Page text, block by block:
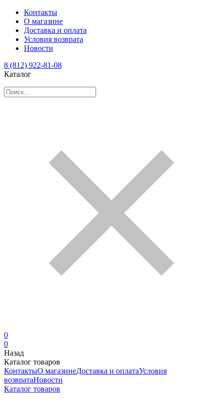
Контакты
О магазине
Доставка и оплата
Условия возврата
Новости
8 (812) 922-81-08
Каталог
0
0
Назад
Каталог товаров
КонтактыО магазинеДоставка и оплатаУсловия
возвратаНовости
Каталог товаров